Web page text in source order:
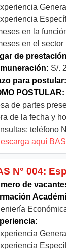
en la
en el sector
de
S/.
para postular:
POSTULAR:
de partes
de la fecha y
teléfono
aquí
N° 004:
de